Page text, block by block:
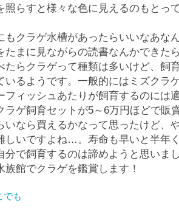
照らすと様々な色に見えるのもとっ
もクラゲ水槽があったらいいなあな
たまに見ながらの読書なんかできた
たらクラゲって種類は多いけど、飼
いるようです。一般的にはミズクラ
フィッシュあたりが飼育するのには
ラゲ飼育セットが5～6万円ほどで販
いなら買えるかなって思ったけど、
しいですよね…。寿命も早いと半年
分で飼育するのは諦めようと思いま
族館でクラゲを鑑賞します！
でも